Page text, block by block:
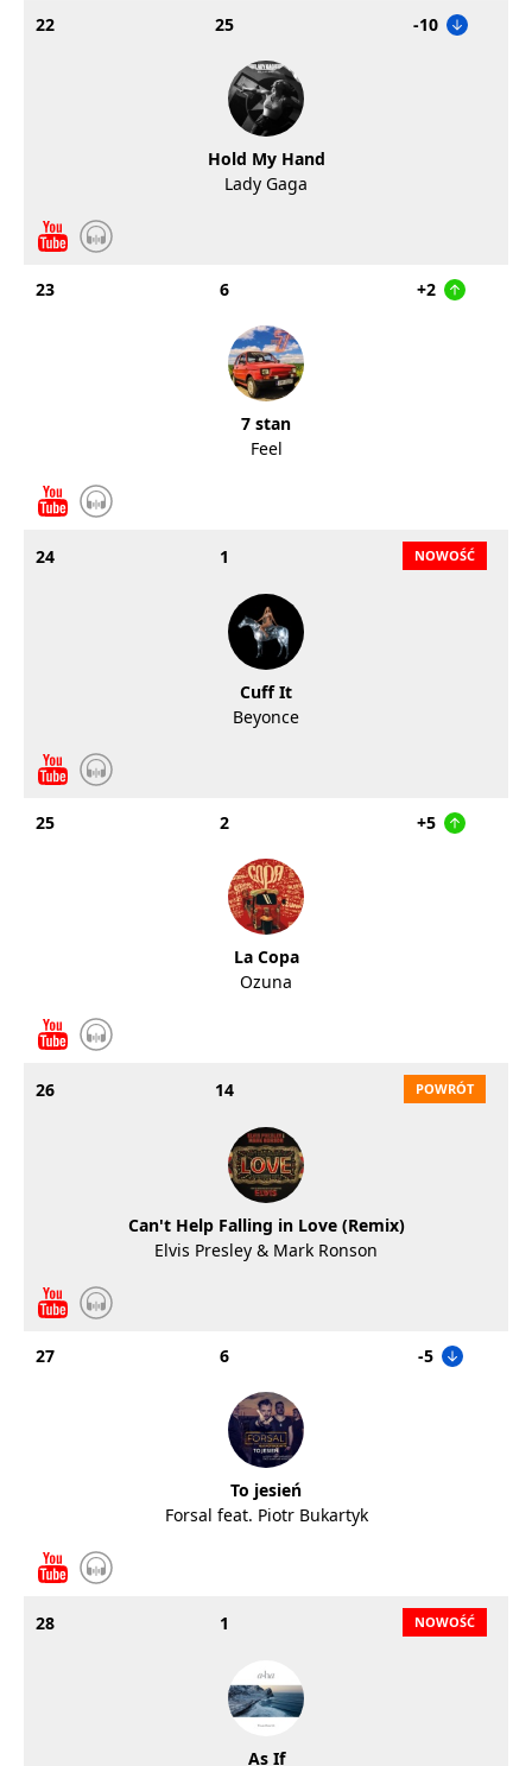
22 25 -10
Hold My Hand
Lady Gaga
23 6 +2
7 stan
Feel
24 1
Cuff It
Beyonce
25 2 +5
La Copa
Ozuna
26 14
Can't Help Falling in Love (Remix)
Elvis Presley & Mark Ronson
27 6 -5
To jesień
Forsal feat. Piotr Bukartyk
28 1
As If